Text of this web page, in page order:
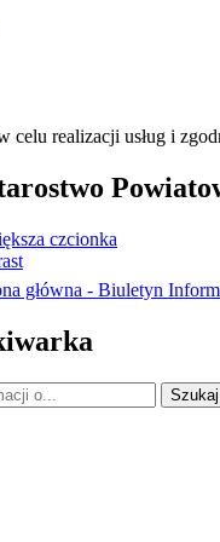
celu realizacji usług i
czcionka
główna - Biuletyn
Szukaj